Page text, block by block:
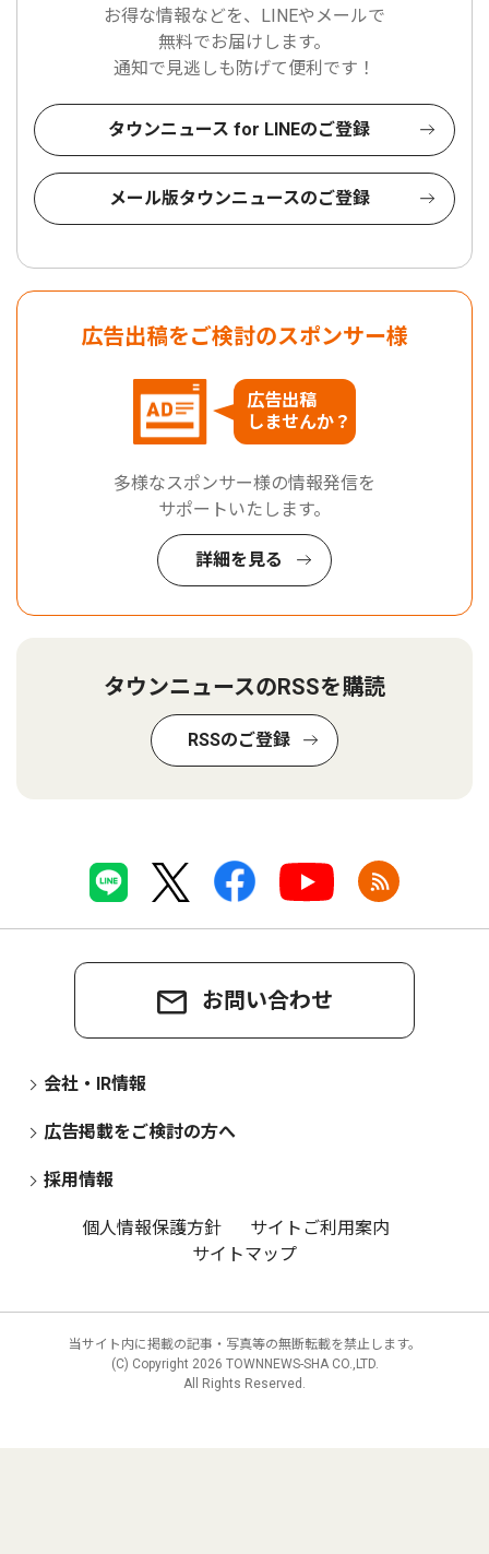
お得な情報などを、LINEやメールで
無料でお届けします。
通知で見逃しも防げて便利です！
タウンニュース for LINEのご登録
メール版タウンニュースのご登録
広告出稿をご検討のスポンサー様
広告出稿
しませんか？
多様なスポンサー様の情報発信を
サポートいたします。
詳細を見る
タウンニュースのRSSを購読
RSSのご登録
お問い合わせ
会社・IR情報
広告掲載をご検討の方へ
採用情報
個人情報保護方針
サイトご利用案内
サイトマップ
当サイト内に掲載の記事・写真等の無断転載を禁止します。
(C) Copyright 2026 TOWNNEWS-SHA CO.,LTD.
All Rights Reserved.